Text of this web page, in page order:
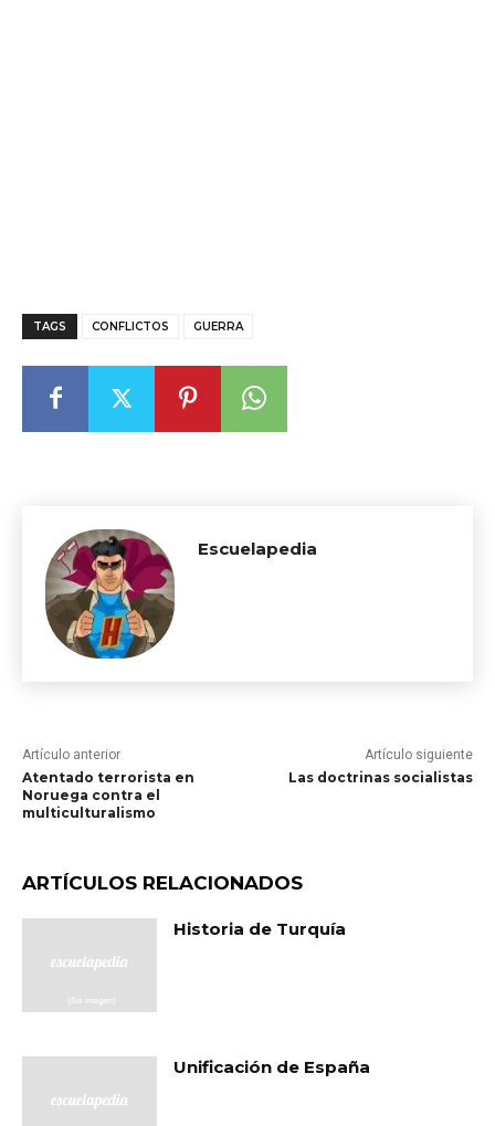
TAGS CONFLICTOS GUERRA
Escuelapedia
Artículo anterior
Atentado terrorista en
Noruega contra el
multiculturalismo
Artículo siguiente
Las doctrinas socialistas
ARTÍCULOS RELACIONADOS
Historia de Turquía
Unificación de España